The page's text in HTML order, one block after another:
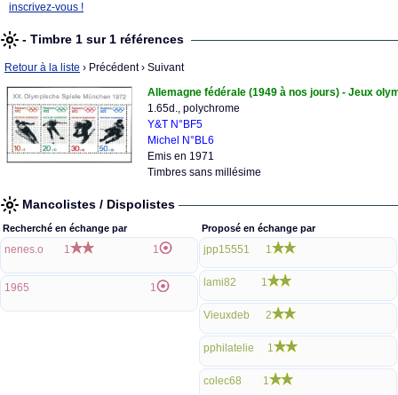
inscrivez-vous !
- Timbre 1 sur 1 références
Retour à la liste › Précédent› Suivant
Allemagne fédérale (1949 à nos jours) - Jeux
1.65d., polychrome
Y&T N°BF5
Michel N°BL6
Emis en 1971
Timbres sans millésime
Mancolistes / Dispolistes
Recherché en échange par
nenes.o 1 1
1965 1
Proposé en échange par
jpp15551 1
lami82 1
Vieuxdeb 2
pphilatelie 1
colec68 1